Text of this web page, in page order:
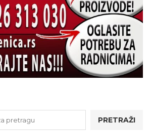
PRETRAŽI